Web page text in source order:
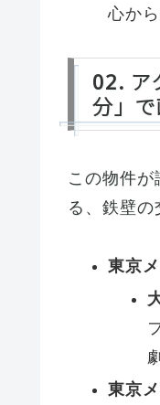
心か
02. ア
分」
この物件
る、鉄壁の
東京
東京